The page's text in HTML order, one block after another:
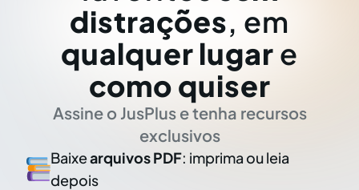
distrações, em
qualquer lugar e
como quiser
Assine o JusPlus e tenha recursos
exclusivos
Baixearquivos PDF: imprima ou leia
depois